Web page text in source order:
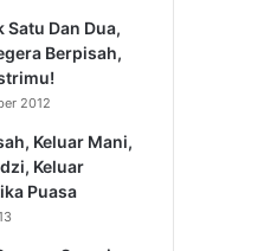
Satu Dan Dua,
Berpisah,
2012
Keluar Mani,
Keluar
Puasa